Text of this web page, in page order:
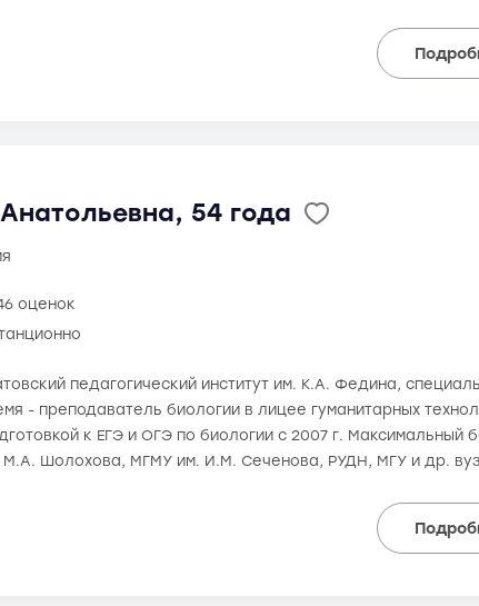
54 года
оценок
педагогический институт им. К.А. Федина,
- преподаватель биологии в лицее гуманитарных
к ЕГЭ и ОГЭ по биологии с 2007 г. Максимальный
М.А. Шолохова, МГМУ им. И.М. Сеченова, РУДН, МГУ и др.